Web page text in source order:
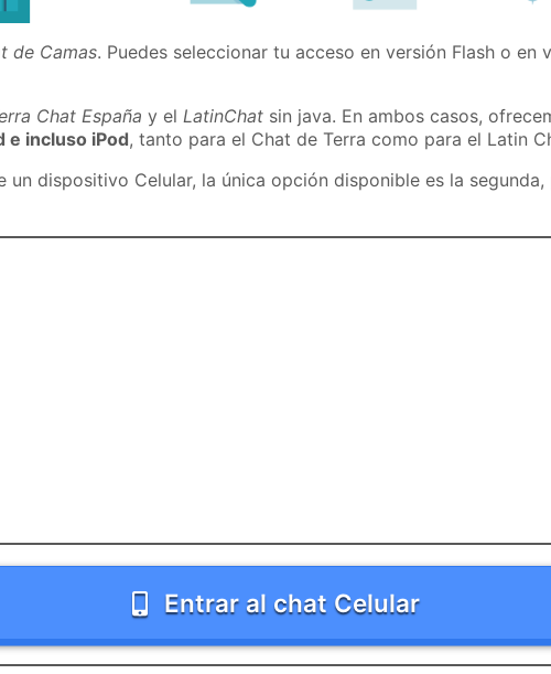
de Camas. Puedes seleccionar tu acceso en versión Flash o en
Chat España y elLatinChat sin java. En ambos casos,
e incluso iPod, tanto para el Chat de Terra como para el Latin
un dispositivo Celular, la única opción disponible es la
Entrar al chat Celular